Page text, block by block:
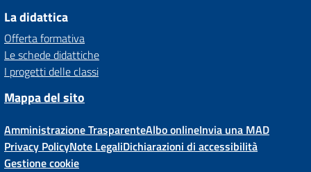
La didattica
Offerta formativa
Le schede didattiche
I progetti delle classi
Mappa del sito
Amministrazione TrasparenteAlbo onlineInvia una MAD
Privacy PolicyNote LegaliDichiarazioni di accessibilità
Gestione cookie